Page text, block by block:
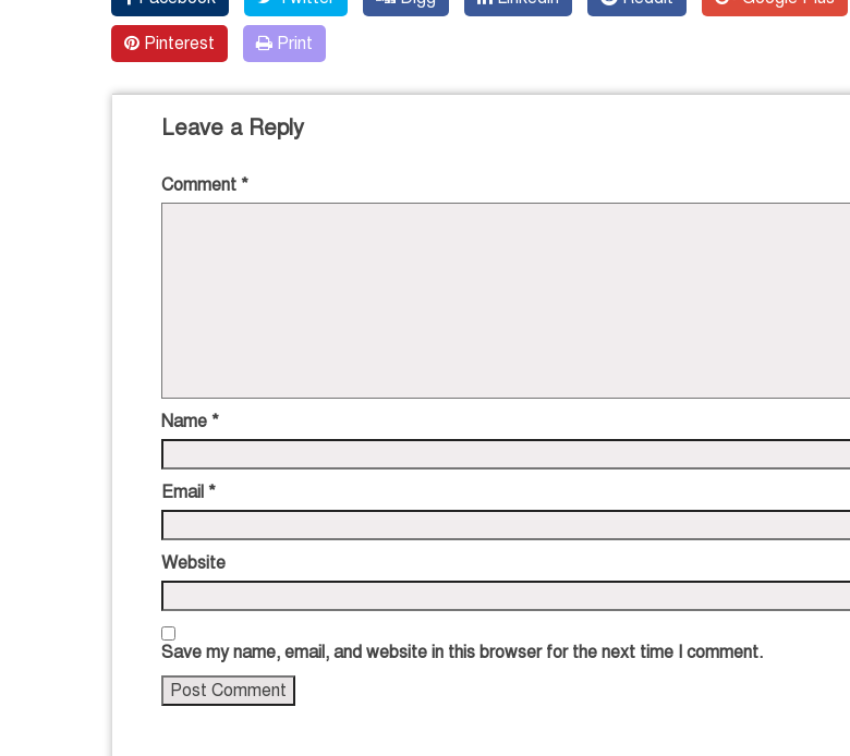
Pinterest Print
Leave a Reply
Comment *
Name *
Email *
Website
Save my name, email, and website in this browser for the next time I comment.